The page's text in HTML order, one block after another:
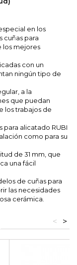
en los
cuñas para
los mejores
con un
ningún tipo de
a la
que puedan
los trabajos de
para alicatado RUBI
como para su
de 31 mm, que
una fácil
de cuñas para
las necesidades
cerámica.
>
<